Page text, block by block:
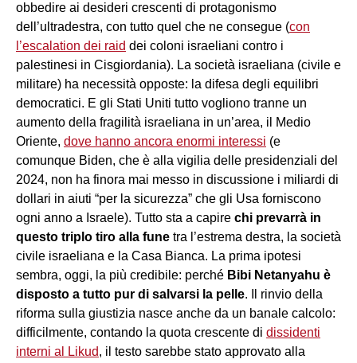
obbedire ai desideri crescenti di protagonismo
dell’ultradestra, con tutto quel che ne consegue (con
l’escalation dei raid dei coloni israeliani contro i
palestinesi in Cisgiordania). La società israeliana (civile e
militare) ha necessità opposte: la difesa degli equilibri
democratici. E gli Stati Uniti tutto vogliono tranne un
aumento della fragilità israeliana in un’area, il Medio
Oriente, dove hanno ancora enormi interessi (e
comunque Biden, che è alla vigilia delle presidenziali del
2024, non ha finora mai messo in discussione i miliardi di
dollari in aiuti “per la sicurezza” che gli Usa forniscono
ogni anno a Israele). Tutto sta a capire chi prevarrà in
questo triplo tiro alla fune tra l’estrema destra, la società
civile israeliana e la Casa Bianca. La prima ipotesi
sembra, oggi, la più credibile: perché Bibi Netanyahu è
disposto a tutto pur di salvarsi la pelle. Il rinvio della
riforma sulla giustizia nasce anche da un banale calcolo:
difficilmente, contando la quota crescente di dissidenti
interni al Likud, il testo sarebbe stato approvato alla